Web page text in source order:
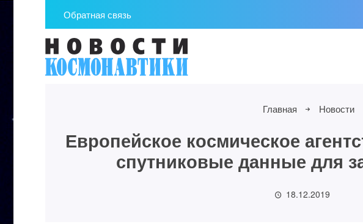
Обратная связь
Главная Новости
Европейское космическое
спутниковые данные для
18.12.2019